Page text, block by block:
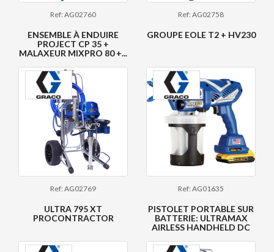
Ref: AG02760
ENSEMBLE À ENDUIRE
PROJECT CP 35 +
MALAXEUR MIXPRO 80 +...
Ref: AG02758
GROUPE EOLE T2 + HV230
Ref: AG02769
ULTRA 795 XT
PROCONTRACTOR
Ref: AG01635
PISTOLET PORTABLE SUR
BATTERIE: ULTRAMAX
AIRLESS HANDHELD DC